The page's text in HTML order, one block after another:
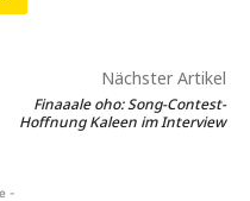
Nächster Artikel
Finaaale oho: Song-Contest-
Hoffnung Kaleen im Interview
-